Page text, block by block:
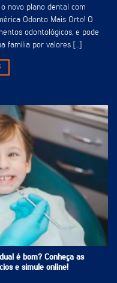
novo plano dental com
Odonto Mais Orto! O
odontológicos, e pode
família por valores [...]
é bom? Conheça as
e simule online!